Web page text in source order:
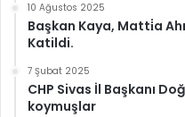
10 Ağustos 2025
Başkan Kaya, Matti̇a
Katildi.
7 Şubat 2025
CHP Sivas İl Başkanı
koymuşlar